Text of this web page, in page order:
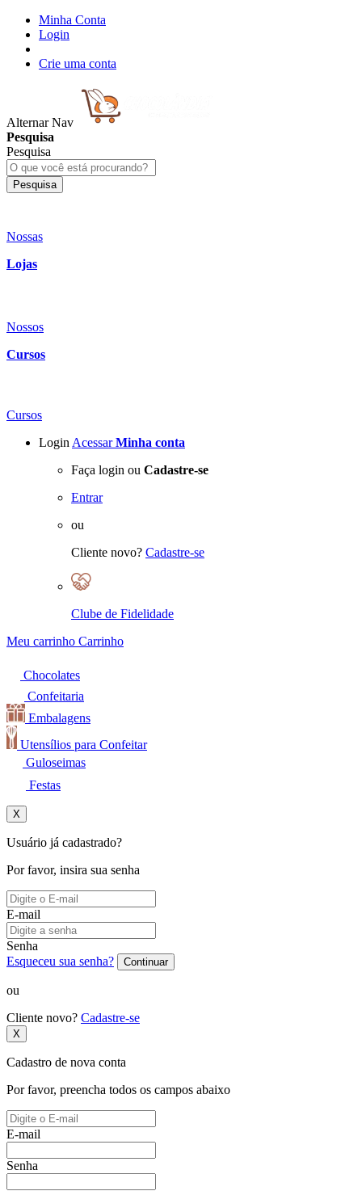
Minha Conta
Login
Crie uma conta
Alternar Nav
Pesquisa
Pesquisa
Pesquisa
Nossas
Lojas
Nossos
Cursos
Cursos
Login Acessar Minha conta
Faça login ou Cadastre-se
Entrar
ou
Cliente novo? Cadastre-se
Clube de Fidelidade
Meu carrinho Carrinho
Chocolates
Confeitaria
Embalagens
Utensílios para Confeitar
Guloseimas
Festas
X
Usuário já cadastrado?
Por favor, insira sua senha
E-mail
Senha
Esqueceu sua senha?
Continuar
ou
Cliente novo? Cadastre-se
X
Cadastro de nova conta
Por favor, preencha todos os campos abaixo
E-mail
Senha